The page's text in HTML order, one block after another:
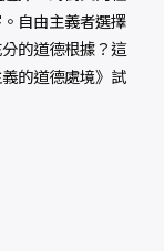
自由主義者選擇
的道德根據？這
的道德處境》試